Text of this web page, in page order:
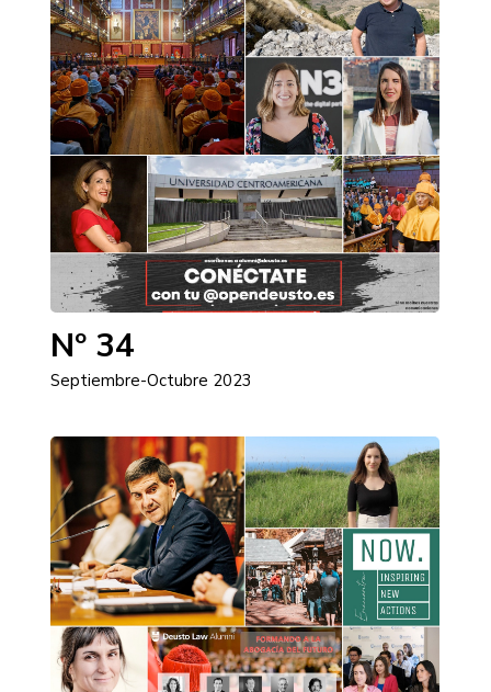
Nº 34
Septiembre-Octubre 2023